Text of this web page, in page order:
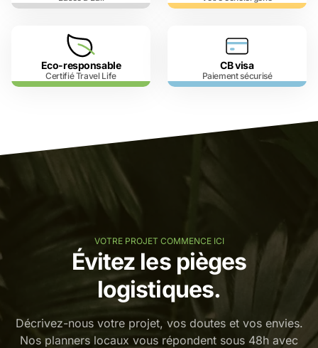
Eco-responsable
Certifié Travel Life
CB visa
Paiement sécurisé
VOTRE PROJET COMMENCE ICI
Évitez les pièges
logistiques.
Décrivez-nous votre projet, vos doutes et vos envies.
Nos planners locaux vous répondent sous 48h avec